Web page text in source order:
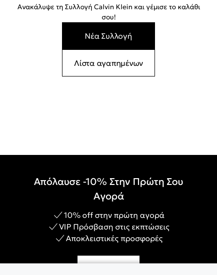
Ανακάλυψε τη Συλλογή Calvin Klein και γέμισε το καλάθι
σου!
Νέα Συλλογή
Λίστα αγαπημένων
Απόλαυσε -10% Στην Πρώτη Σου
Αγορά
10% off στην πρώτη αγορά
VIP Πρόσβαση στις εκπτώσεις
Αποκλειστικές προσφορές